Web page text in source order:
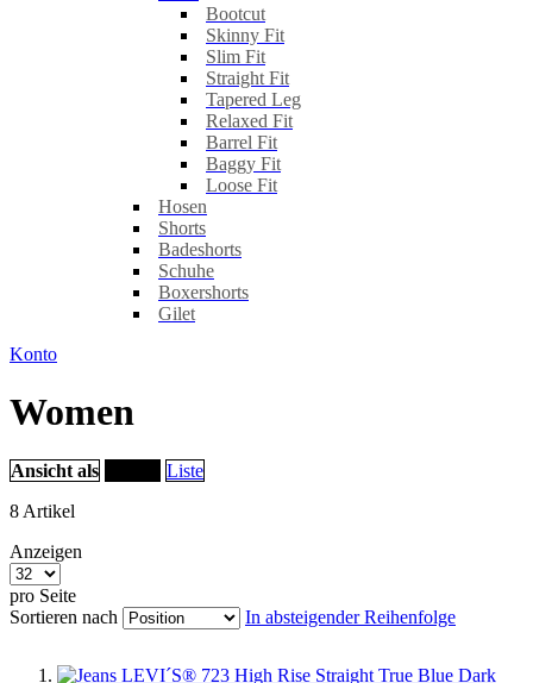
Bootcut
Skinny Fit
Slim Fit
Straight Fit
Tapered Leg
Relaxed Fit
Barrel Fit
Baggy Fit
Loose Fit
Hosen
Shorts
Badeshorts
Schuhe
Boxershorts
Gilet
Konto
Women
Ansicht als
Liste
8 Artikel
Anzeigen
pro Seite
Sortieren nach
In absteigender Reihenfolge